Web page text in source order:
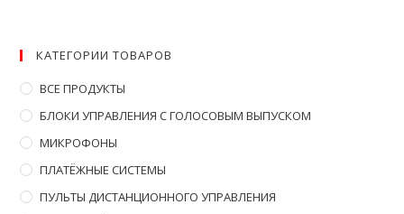
КАТЕГОРИИ ТОВАРОВ
ВСЕ ПРОДУКТЫ
БЛОКИ УПРАВЛЕНИЯ С ГОЛОСОВЫМ ВЫПУСКОМ
МИКРОФОНЫ
ПЛАТЁЖНЫЕ СИСТЕМЫ
ПУЛЬТЫ ДИСТАНЦИОННОГО УПРАВЛЕНИЯ